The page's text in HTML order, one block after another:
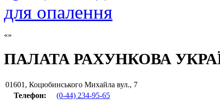
ПАЛАТА РАХУНКОВА
01601 , Коцюбинського Михайла вул., 7
Телефон:
(0-44) 234-95-65